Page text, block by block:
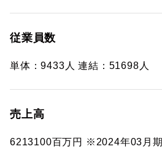
従業員数
単体：9433人 連結：51698人
売上高
6213100百万円 ※2024年03月期